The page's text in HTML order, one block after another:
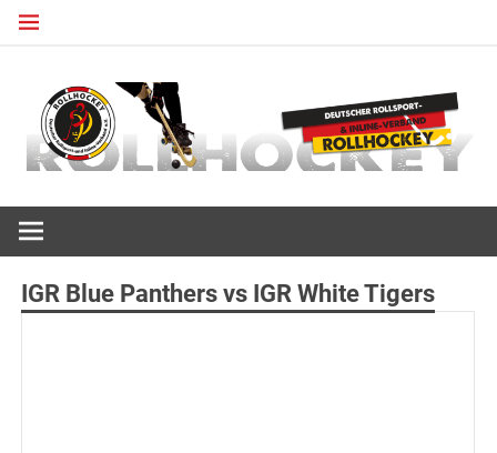
Zum
IGR Blue Panthers vs IGR White Tigers